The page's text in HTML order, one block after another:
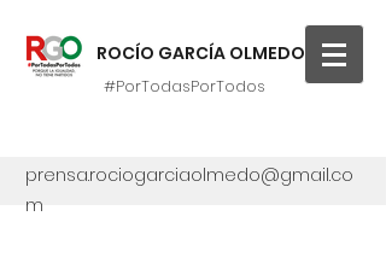
#PorTodasPorTodos
prensa.rociogarciaolmedo@gmail.co
m
ROCÍO GARCÍA OLMEDO